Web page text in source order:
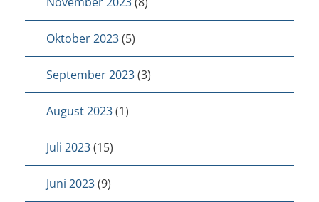
Oktober 2023(5)
September 2023(3)
August 2023(1)
Juli 2023(15)
Juni 2023(9)